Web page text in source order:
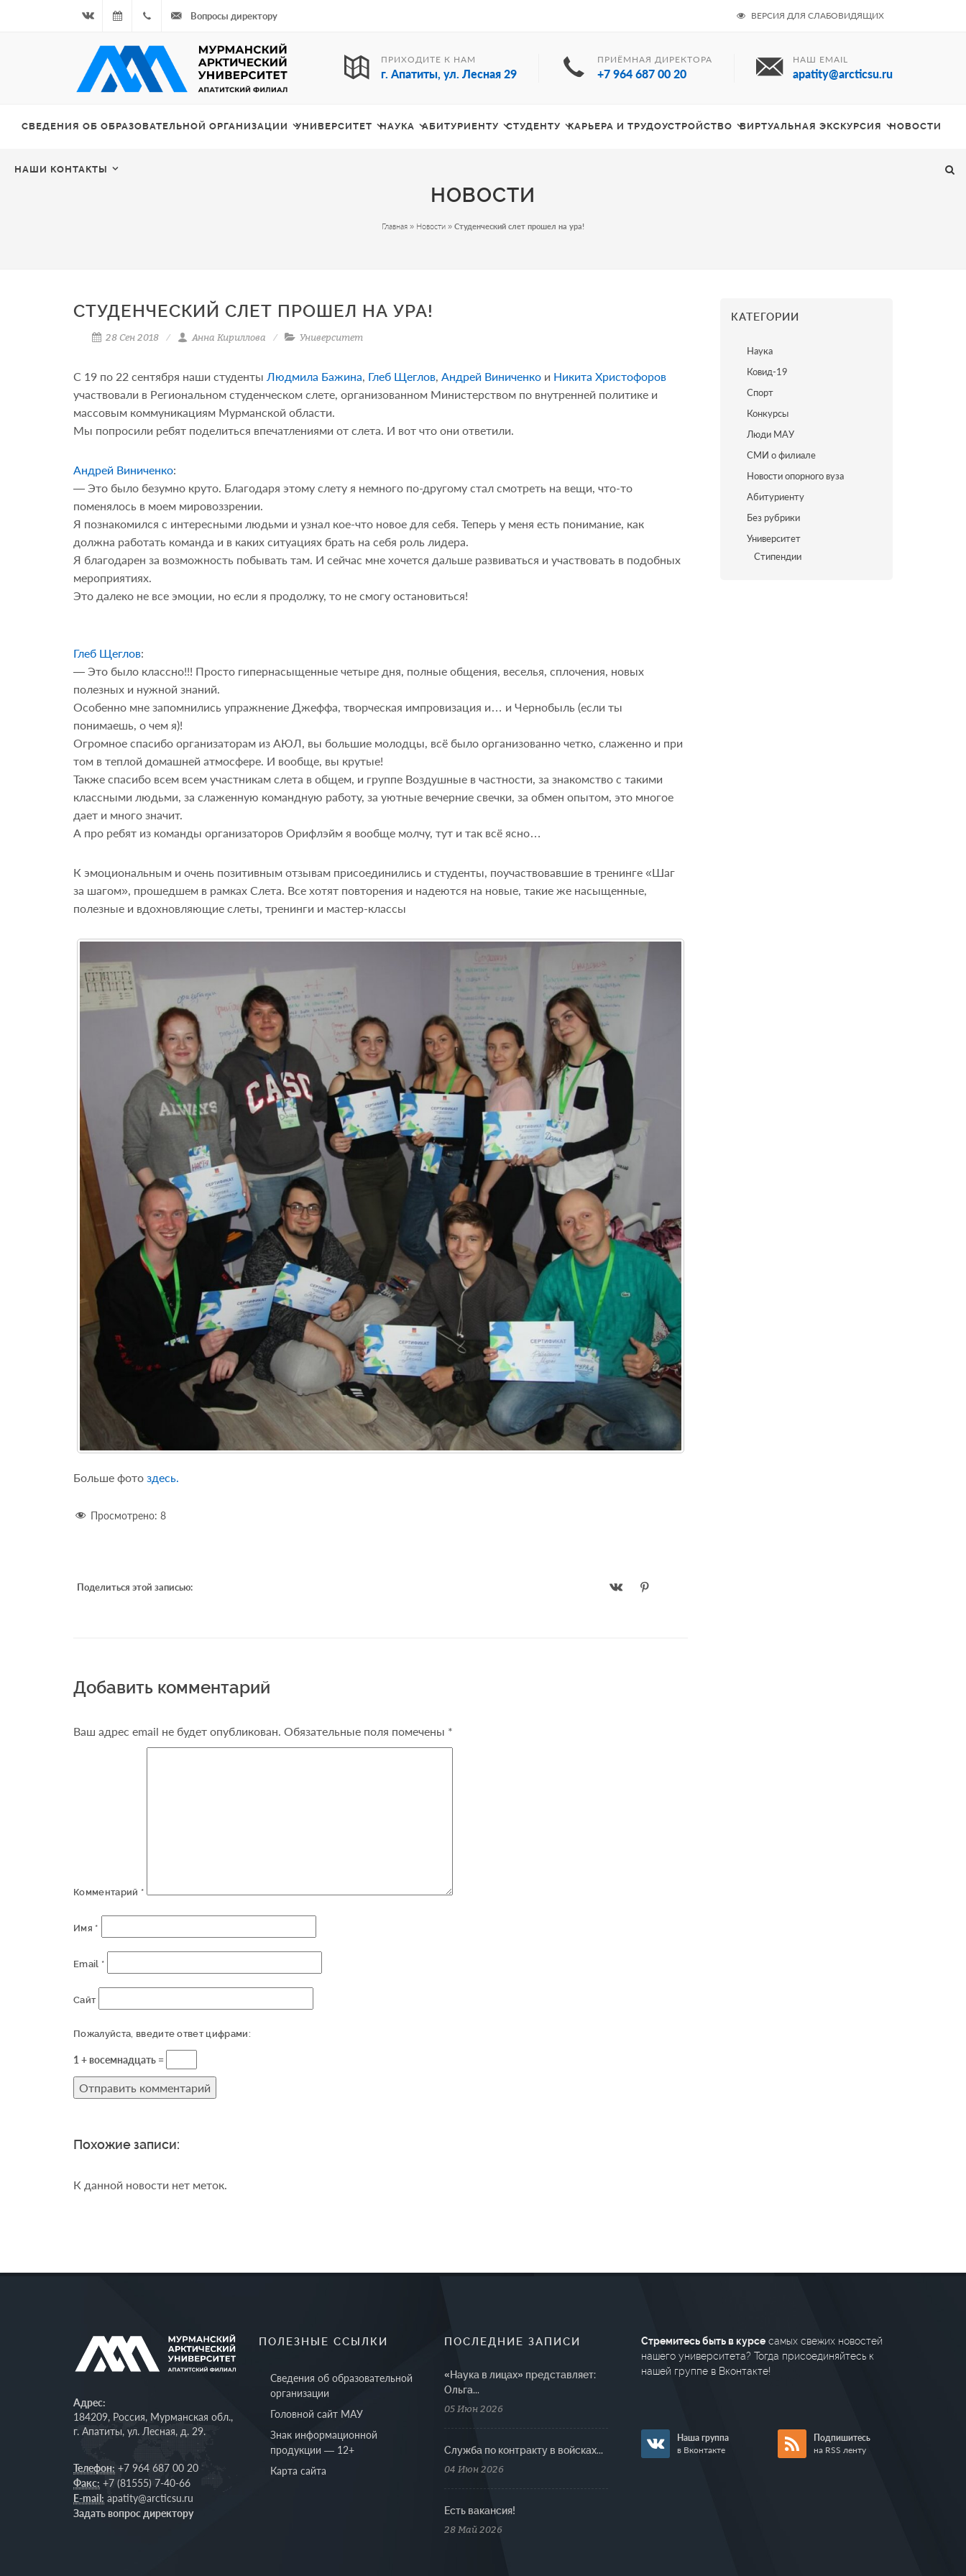
Вконтакте06.08.2026
- Чётная
+7
964
Вопросы директору ВЕРСИЯ ДЛЯ СЛАБОВИДЯЩИХ
ПРИХОДИТЕ К НАМ
г. Апатиты, ул. Лесная 29
ПРИЁМНАЯ ДИРЕКТОРА
+7 964 687 00 20
НАШ EMAIL
apatity@arcticsu.ru
СВЕДЕНИЯ ОБ ОБРАЗОВАТЕЛЬНОЙ ОРГАНИЗАЦИИ УНИВЕРСИТЕТ НАУКА АБИТУРИЕНТУ СТУДЕНТУ КАРЬЕРА И ТРУДОУСТРОЙСТВО ВИРТУАЛЬНАЯ ЭКСКУРСИЯ НОВОСТИ
НАШИ КОНТАКТЫ
НОВОСТИ
Главная » Новости » Студенческий слет прошел на ура!
СТУДЕНЧЕСКИЙ СЛЕТ ПРОШЕЛ НА УРА!
28 Сен 2018 Анна Кириллова Университет
С 19 по 22 сентября наши студенты Людмила Бажина, Глеб Щеглов, Андрей Виниченко и Никита Христофоров
участвовали в Региональном студенческом слете, организованном Министерством по внутренней политике и
массовым коммуникациям Мурманской области.
Мы попросили ребят поделиться впечатлениями от слета. И вот что они ответили.
Андрей Виниченко:
— Это было безумно круто. Благодаря этому слету я немного по-другому стал смотреть на вещи, что-то
поменялось в моем мировоззрении.
Я познакомился с интересными людьми и узнал кое-что новое для себя. Теперь у меня есть понимание, как
должна работать команда и в каких ситуациях брать на себя роль лидера.
Я благодарен за возможность побывать там. И сейчас мне хочется дальше развиваться и участвовать в подобных
мероприятиях.
Это далеко не все эмоции, но если я продолжу, то не смогу остановиться!
Глеб Щеглов:
— Это было классно!!! Просто гипернасыщенные четыре дня, полные общения, веселья, сплочения, новых
полезных и нужной знаний.
Особенно мне запомнились упражнение Джеффа, творческая импровизация и… и Чернобыль (если ты
понимаешь, о чем я)!
Огромное спасибо организаторам из АЮЛ, вы большие молодцы, всё было организованно четко, слаженно и при
том в теплой домашней атмосфере. И вообще, вы крутые!
Также спасибо всем всем участникам слета в общем, и группе Воздушные в частности, за знакомство с такими
классными людьми, за слаженную командную работу, за уютные вечерние свечки, за обмен опытом, это многое
дает и много значит.
А про ребят из команды организаторов Орифлэйм я вообще молчу, тут и так всё ясно…
К эмоциональным и очень позитивным отзывам присоединились и студенты, поучаствовавшие в тренинге «Шаг
за шагом», прошедшем в рамках Слета. Все хотят повторения и надеются на новые, такие же насыщенные,
полезные и вдохновляющие слеты, тренинги и мастер-классы
Больше фото здесь.
Просмотрено: 8
Поделиться этой записью:
Добавить комментарий
Ваш адрес email не будет опубликован. Обязательные поля помечены *
Комментарий *
Имя *
Email *
Сайт
Пожалуйста, введите ответ цифрами:
1 + восемнадцать =
Похожие записи:
К данной новости нет меток.
КАТЕГОРИИ
Наука
Ковид-19
Спорт
Конкурсы
Люди МАУ
СМИ о филиале
Новости опорного вуза
Абитуриенту
Без рубрики
Университет
Стипендии
Адрес:
184209, Россия, Мурманская обл.,
г. Апатиты, ул. Лесная, д. 29.
Телефон: +7 964 687 00 20
Факс: +7 (81555) 7-40-66
E-mail: apatity@arcticsu.ru
Задать вопрос директору
ПОЛЕЗНЫЕ ССЫЛКИ
Сведения об образовательной
организации
Головной сайт МАУ
Знак информационной
продукции — 12+
Карта сайта
ПОСЛЕДНИЕ ЗАПИСИ
«Наука в лицах» представляет:
Ольга...
05 Июн 2026
Cлужба по контракту в войсках...
04 Июн 2026
Есть вакансия!
28 Май 2026
Стремитесь быть в курсе самых свежих новостей
нашего университета? Тогда присоединяйтесь к
нашей группе в Вконтакте!
Наша группа
в Вконтакте
Подпишитесь
на RSS ленту